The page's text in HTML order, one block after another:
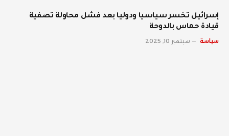
إسرائيل تخسر سياسيا ودوليا بعد فشل محاولة تصفية
قيادة حماس بالدوحة
سياسة سبتمبر 10, 2025